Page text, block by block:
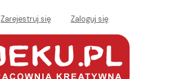
Zarejestruj się Zaloguj się